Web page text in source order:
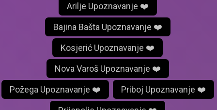
Arilje Upoznavanje ❤️
Bajina Bašta Upoznavanje ❤️
Kosjerić Upoznavanje ❤️
Nova Varoš Upoznavanje ❤️
Požega Upoznavanje ❤️ Priboj Upoznavanje ❤️